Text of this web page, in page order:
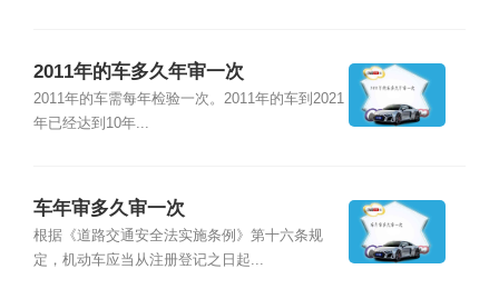
2011年的车多久年审一次
2011年的车需每年检验一次。2011年的车到2021
年已经达到10年...
车年审多久审一次
根据《道路交通安全法实施条例》第十六条规
定，机动车应当从注册登记之日起...